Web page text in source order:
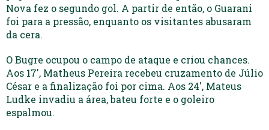
Nova fez o segundo gol. A partir de então, o Guarani
foi para a pressão, enquanto os visitantes abusaram
da cera.
O Bugre ocupou o campo de ataque e criou chances.
Aos 17′, Matheus Pereira recebeu cruzamento de Júlio
César e a finalização foi por cima. Aos 24′, Mateus
Ludke invadiu a área, bateu forte e o goleiro
espalmou.